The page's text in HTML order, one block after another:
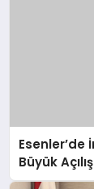
Esenler’de
Büyük